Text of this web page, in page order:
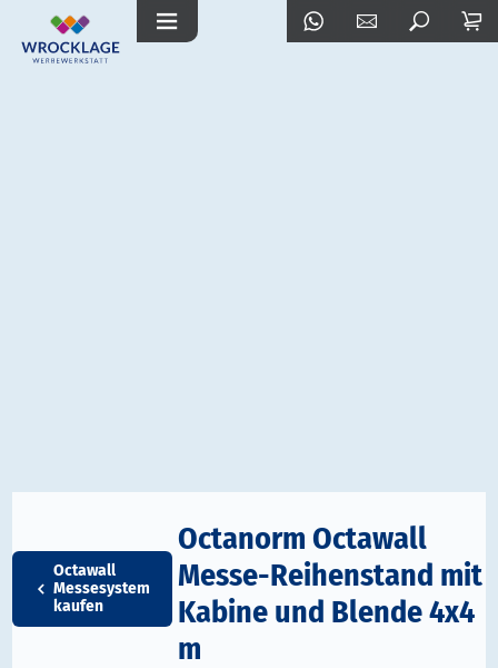
Octawall
Messesystem
kaufen
Octanorm Octawall
Messe-Reihenstand mit
Kabine und Blende 4x4
m